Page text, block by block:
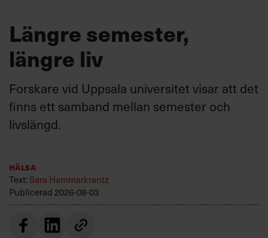
Längre semester,
längre liv
Forskare vid Uppsala universitet visar att det
finns ett samband mellan semester och
livslängd.
Hälsa
Text:Sara Hammarkrantz
Publicerad 2026-08-03